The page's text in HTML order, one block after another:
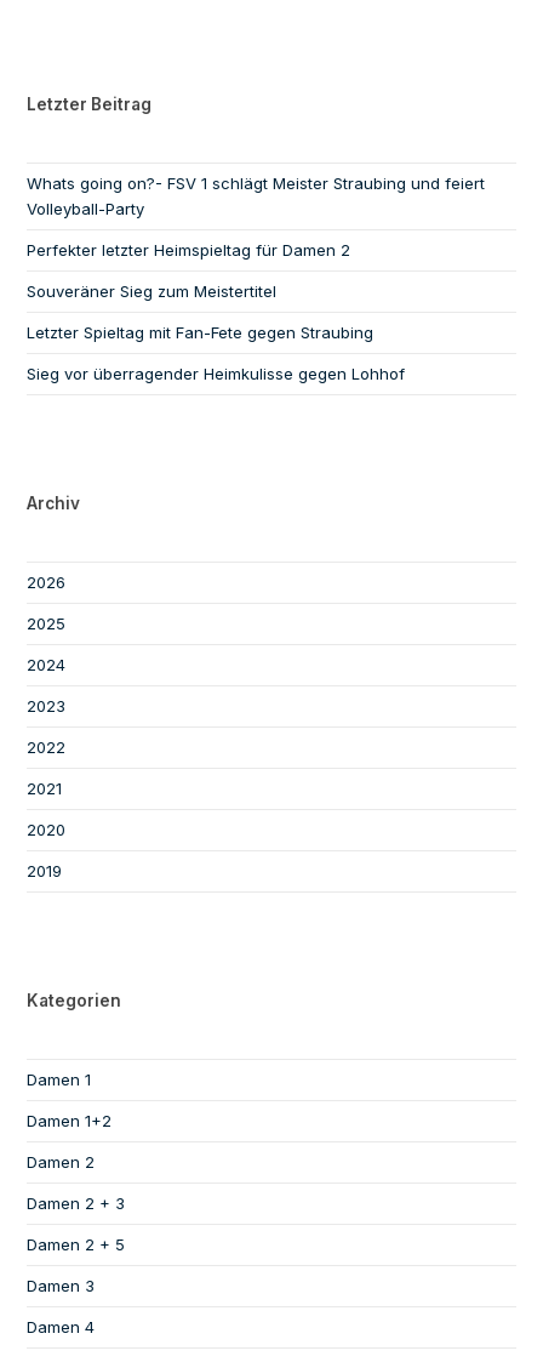
Letzter Beitrag
Whats going on?- FSV 1 schlägt Meister Straubing und feiert
Volleyball-Party
Perfekter letzter Heimspieltag für Damen 2
Souveräner Sieg zum Meistertitel
Letzter Spieltag mit Fan-Fete gegen Straubing
Sieg vor überragender Heimkulisse gegen Lohhof
Archiv
2026
2025
2024
2023
2022
2021
2020
2019
Kategorien
Damen 1
Damen 1+2
Damen 2
Damen 2 + 3
Damen 2 + 5
Damen 3
Damen 4